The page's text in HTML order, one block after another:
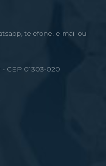
telefone, e-mail ou
CEP 01303-020